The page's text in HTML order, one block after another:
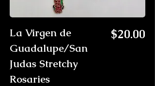
La Virgen de
Guadalupe/San
Judas Stretchy
Rosaries
価格
$20.00